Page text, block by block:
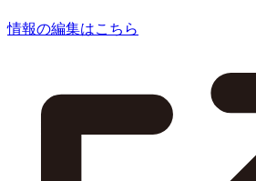
情報の編集はこちら